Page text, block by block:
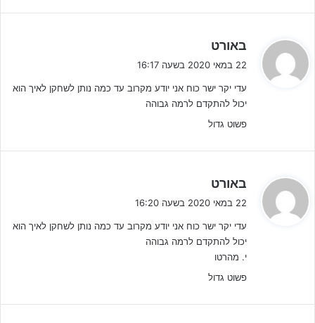
החדשות הטובות הן שבכל מצב שבו אתה נמצא כרגע, בין אם התאמנת
בתקופת הפגרה ובין אם לא – אתה יכול לשפר באופן מידי את היכולות
והביצועים שלך. כדי לדעת איך לשפר את היכולות והביצועים ומה הדבר
לעדי טפר– מאמן מנטאלי לכדורגלנים ומועדוני כדורגל
בליגות הנוער והבוגרים. עדי בעל ידע נרחב וידוע כמי שיוצר אצל
השחקנים שינוי תודעתי מהיר שמעורר רעב פנימי להצליח ברמה יומיומית
באורט
ג
ב
:
22 במאי 2020 בשעה 16:17
עדי יקר ישר כוח אני יודע מקרוב עד כמה נותן לשחקן לאיך הוא
יכול להתקדם לרמה גבוהה
פשוט גדול
באורט
ג
ב
:
22 במאי 2020 בשעה 16:20
עדי יקר ישר כוח אני יודע מקרוב עד כמה נותן לשחקן לאיך הוא
יכול להתקדם לרמה גבוהה
י. מהרטו
פשוט גדול